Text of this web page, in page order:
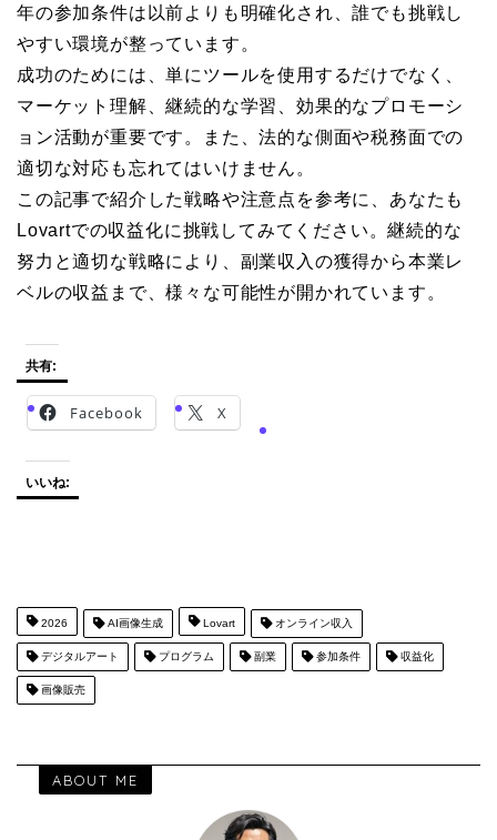
年の参加条件は以前よりも明確化され、誰でも挑戦し
やすい環境が整っています。
成功のためには、単にツールを使用するだけでなく、
マーケット理解、継続的な学習、効果的なプロモーシ
ョン活動が重要です。また、法的な側面や税務面での
適切な対応も忘れてはいけません。
この記事で紹介した戦略や注意点を参考に、あなたも
Lovartでの収益化に挑戦してみてください。継続的な
努力と適切な戦略により、副業収入の獲得から本業レ
ベルの収益まで、様々な可能性が開かれています。
共有:
Facebook X
いいね:
2026 AI画像生成 Lovart オンライン収入
デジタルアート プログラム 副業 参加条件 収益化
画像販売
ABOUT ME